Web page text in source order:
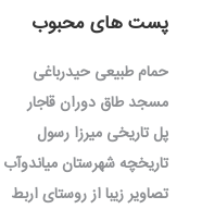
پست های محبوب
حمام طبیعی حیدرباغی
مسجد طاق دوران قاجار
پل تاریخی میرزا رسول
تاریخچه شهرستان میاندوآب
تصاویر زیبا از روستای اربط